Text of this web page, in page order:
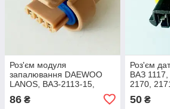
Роз'єм модуля
запалювання DAEWOO
LANOS, ВАЗ-2113-15,
2110-12 4конт 192S(949)
86 ₴
Роз'єм
ВАЗ 1117,
2170,
50₴